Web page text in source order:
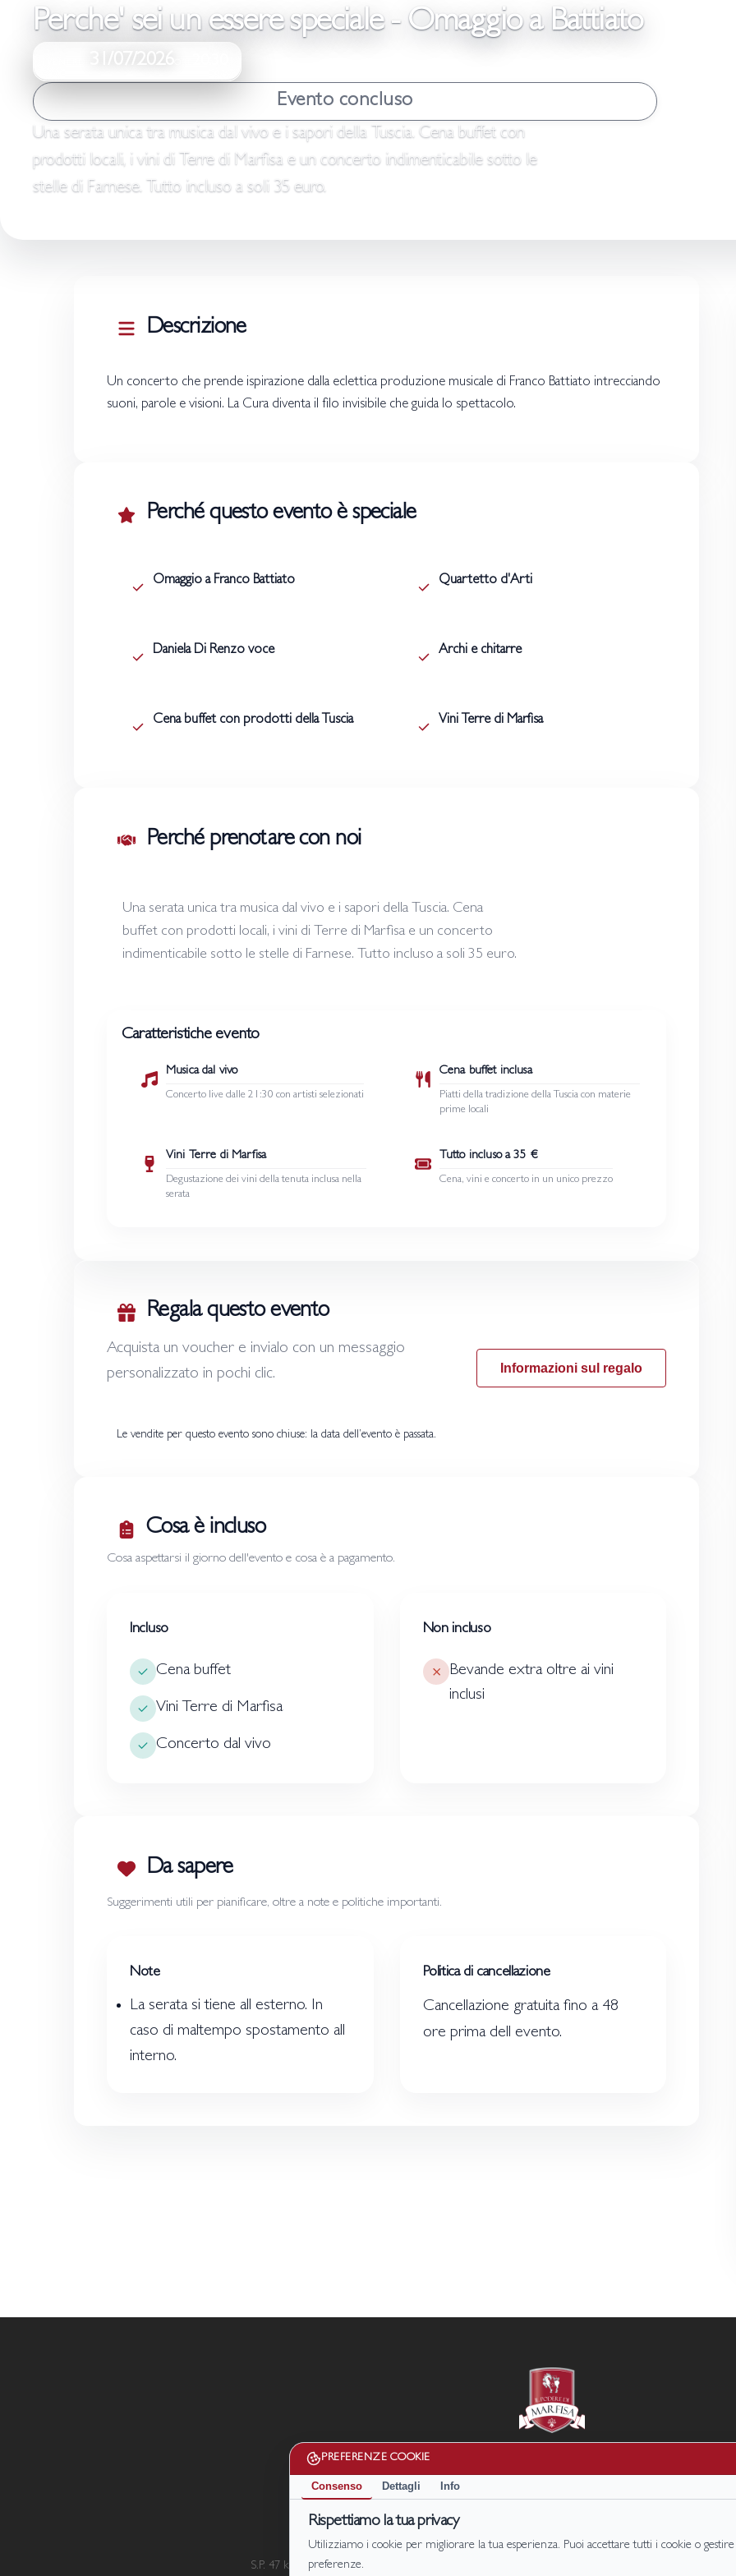
PREFERENZE COOKIE
Consenso Dettagli Info
Rispettiamo la tua privacy
Utilizziamo i cookie per migliorare la tua esperienza. Puoi accettare tutti i cookie o
preferenze.
Perche' sei un essere speciale - Omaggio a Battiato
31/07/2026
Evento concluso
Una serata unica tra musica dal vivo e i sapori della Tuscia. Cena buffet con
prodotti locali, i vini di Terre di Marfisa e un concerto indimenticabile sotto le
stelle di Farnese. Tutto incluso a soli 35 euro.
Perché prenotare con noi
Una serata unica tra musica dal vivo e i sapori della Tuscia. Cena
buffet con prodotti locali, i vini di Terre di Marfisa e un concerto
indimenticabile sotto le stelle di Farnese. Tutto incluso a soli 35 euro.
Caratteristiche evento
Musica dal vivo
Concerto live dalle 21:30 con artisti selezionati
Cena buffet inclusa
Piatti della tradizione della Tuscia con materie
prime locali
Vini Terre di Marfisa
Degustazione dei vini della tenuta inclusa nella
serata
Tutto incluso a 35 €
Cena, vini e concerto in un unico prezzo
Descrizione
Un concerto che prende ispirazione dalla eclettica produzione musicale di Franco Battiato intrecciando
suoni, parole e visioni. La Cura diventa il filo invisibile che guida lo spettacolo.
Regala questo evento
Acquista un voucher e invialo con un messaggio
personalizzato in pochi clic.
Le vendite per questo evento sono chiuse: la data dell’evento è passata.
Informazioni sul regalo
Perché questo evento è speciale
Omaggio a Franco Battiato Quartetto d'Arti
Daniela Di Renzo voce Archi e chitarre
Cena buffet con prodotti della Tuscia Vini Terre di Marfisa
Cosa è incluso
Cosa aspettarsi il giorno dell'evento e cosa è a pagamento.
Incluso
Cena buffet
Vini Terre di Marfisa
Concerto dal vivo
Non incluso
Bevande extra oltre ai vini
inclusi
Da sapere
Suggerimenti utili per pianificare, oltre a note e politiche importanti.
Note
La serata si tiene all esterno. In
caso di maltempo spostamento all
interno.
Politica di cancellazione
Cancellazione gratuita fino a 48
ore prima dell evento.
Cookie Policy|Privacy Policy
Il Podere di Marfisa di Marfisa Società Agricola s.r.l. P. IVA/C.F. 01990680561
S.P. 47 km.7, località Le Sparme Farnese (VT) | Cell: +39